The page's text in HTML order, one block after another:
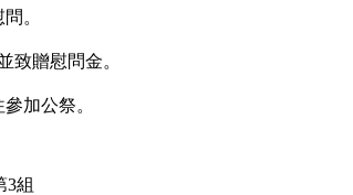
。
致贈慰問金。
加公祭。
組